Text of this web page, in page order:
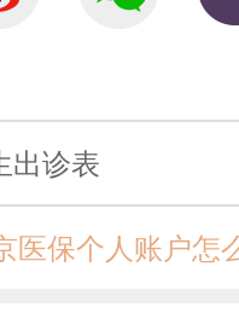
出诊表
医保个人账户